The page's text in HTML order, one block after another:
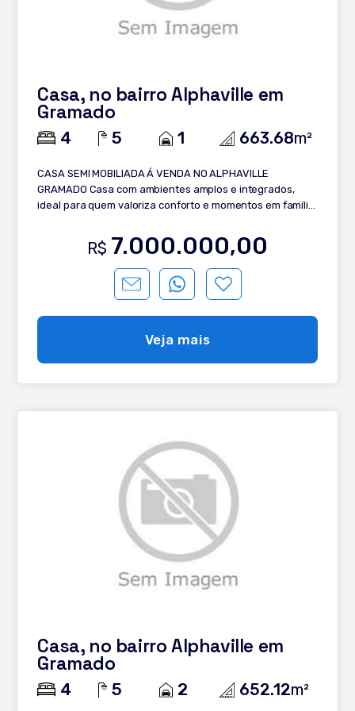
Casa, no bairro Alphaville em
Gramado
4 5 1 663.68m²
CASA SEMI MOBILIADA Á VENDA NO ALPHAVILLE
GRAMADO Casa com ambientes amplos e integrados,
ideal para quem valoriza conforto e momentos em família.
de entrada; - Rouparia; - Living integrado; - Sala de estar
com lareira canadense; - Sala de TV; - Sala de jantar; -
Cozinha planejada - Solarium; - Lavanderia; - Semi
Mobiliada; - Deck com pergolado; - Esquadrias em PVC; -
Calefação instalada; - Garagem. Entre em contato e
saiba mais!
R$ 7.000.000,00
Veja mais
Casa, no bairro Alphaville em
Gramado
4 5 2 652.12m²